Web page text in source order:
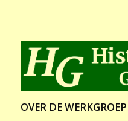
OVER DE WERKGROEP